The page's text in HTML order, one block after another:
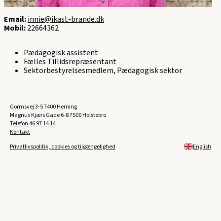
Email:innie@ikast-brande.dk
Mobil:22664362
Pædagogisk assistent
Fælles Tillidsrepræsentant
Sektorbestyrelsesmedlem, Pædagogisk sektor
Gormsvej 3-5 7400 Herning
Magnus Kjærs Gade 6-8 7500 Holstebro
Telefon46 97 14 14
Kontakt
Privatlivspolitik, cookies og tilgængelighed
English